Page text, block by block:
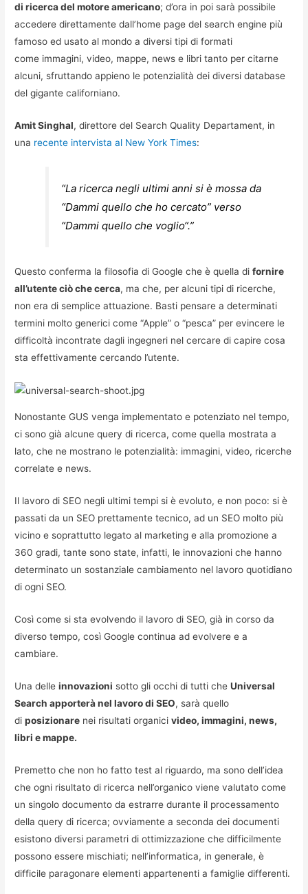
di ricerca del motore americano; d’ora in poi sarà possibile
accedere direttamente dall’home page del search engine più
famoso ed usato al mondo a diversi tipi di formati
come immagini, video, mappe, news e libri tanto per citarne
alcuni, sfruttando appieno le potenzialità dei diversi database
del gigante californiano.
Amit Singhal, direttore del Search Quality Departament, in
una recente intervista al New York Times:
“La ricerca negli ultimi anni si è mossa da
“Dammi quello che ho cercato” verso
“Dammi quello che voglio“.”
Questo conferma la filosofia di Google che è quella difornire
all’utente ciò che cerca, ma che, per alcuni tipi di ricerche,
non era di semplice attuazione. Basti pensare a determinati
termini molto generici come “Apple” o “pesca” per evincere le
difficoltà incontrate dagli ingegneri nel cercare di capire cosa
sta effettivamente cercando l’utente.
Nonostante GUS venga implementato e potenziato nel tempo,
ci sono già alcune query di ricerca, come quella mostrata a
lato, che ne mostrano le potenzialità: immagini, video, ricerche
correlate e news.
Il lavoro di SEO negli ultimi tempi si è evoluto, e non poco: si è
passati da un SEO prettamente tecnico, ad un SEO molto più
vicino e soprattutto legato al marketing e alla promozione a
360 gradi, tante sono state, infatti, le innovazioni che hanno
determinato un sostanziale cambiamento nel lavoro quotidiano
di ogni SEO.
Così come si sta evolvendo il lavoro di SEO, già in corso da
diverso tempo, così Google continua ad evolvere e a
cambiare.
Una delleinnovazioni sotto gli occhi di tutti cheUniversal
Search apporterà nel lavoro di SEO, sarà quello
diposizionare nei risultati organicivideo, immagini, news,
libri e mappe.
Premetto che non ho fatto test al riguardo, ma sono dell’idea
che ogni risultato di ricerca nell’organico viene valutato come
un singolo documento da estrarre durante il processamento
della query di ricerca; ovviamente a seconda dei documenti
esistono diversi parametri di ottimizzazione che difficilmente
possono essere mischiati; nell’informatica, in generale, è
difficile paragonare elementi appartenenti a famiglie differenti.